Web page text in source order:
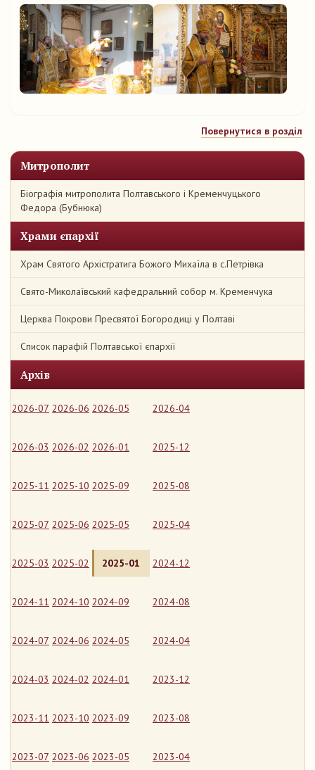
Митрополит
Біографія митрополита Полтавського і Кременчуцького
Федора (Бубнюка)
Храми єпархії
Храм Святого Архістратига Божого Михаїла в с.Петрівка
Свято-Миколаївський кафедральний собор м. Кременчука
Церква Покрови Пресвятої Богородиці у Полтаві
Список парафій Полтавської єпархії
Архів
2026-07 2026-06 2026-05 2026-04
2026-03 2026-02 2026-01 2025-12
2025-11 2025-10 2025-09 2025-08
2025-07 2025-06 2025-05 2025-04
2025-03 2025-02 2025-01 2024-12
2024-11 2024-10 2024-09 2024-08
2024-07 2024-06 2024-05 2024-04
2024-03 2024-02 2024-01 2023-12
2023-11 2023-10 2023-09 2023-08
2023-07 2023-06 2023-05 2023-04
Повернутися в розділ